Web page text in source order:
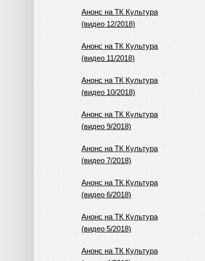
Анонс на ТК Культура
(видео 12/2018)
Анонс на ТК Культура
(видео 11/2018)
Анонс на ТК Культура
(видео 10/2018)
Анонс на ТК Культура
(видео 9/2018)
Анонс на ТК Культура
(видео 7/2018)
Анонс на ТК Культура
(видео 6/2018)
Анонс на ТК Культура
(видео 5/2018)
Анонс на ТК Культура